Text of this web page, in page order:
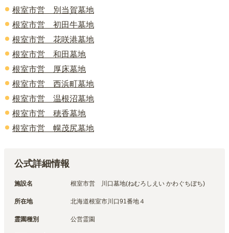
根室市営 別当賀墓地
根室市営 初田牛墓地
根室市営 花咲港墓地
根室市営 和田墓地
根室市営 厚床墓地
根室市営 西浜町墓地
根室市営 温根沼墓地
根室市営 穂香墓地
根室市営 幌茂尻墓地
公式詳細情報
施設名 根室市営　川口墓地(ねむろしえい かわぐちぼち)
所在地 北海道根室市川口91番地４
霊園種別 公営霊園